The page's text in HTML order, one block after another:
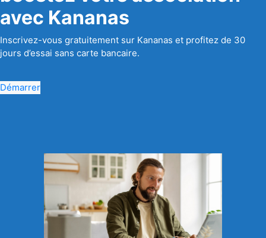
avec Kananas
Inscrivez-vous gratuitement sur Kananas et profitez de 30
jours d’essai sans carte bancaire.
Démarrer